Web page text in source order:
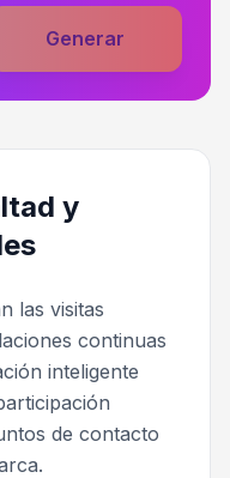
Generar
y
las visitas
continuas
inteligente
de contacto